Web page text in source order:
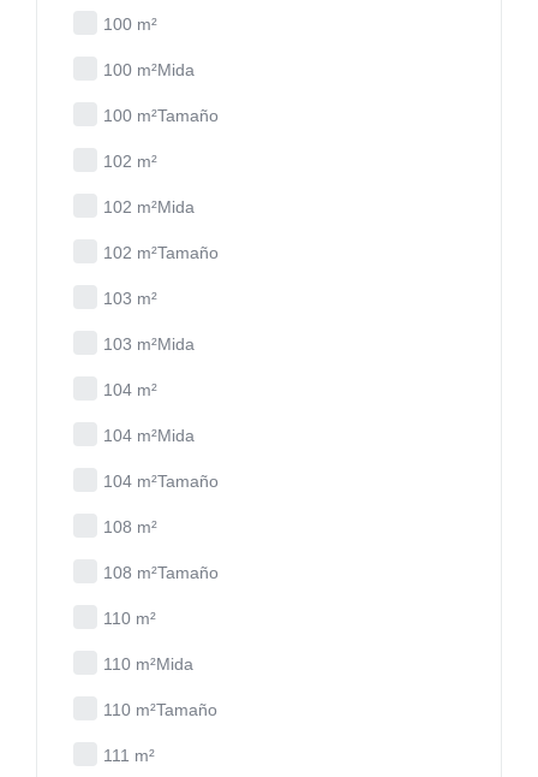
100 m²
100 m²Mida
100 m²Tamaño
102 m²
102 m²Mida
102 m²Tamaño
103 m²
103 m²Mida
104 m²
104 m²Mida
104 m²Tamaño
108 m²
108 m²Tamaño
110 m²
110 m²Mida
110 m²Tamaño
111 m²